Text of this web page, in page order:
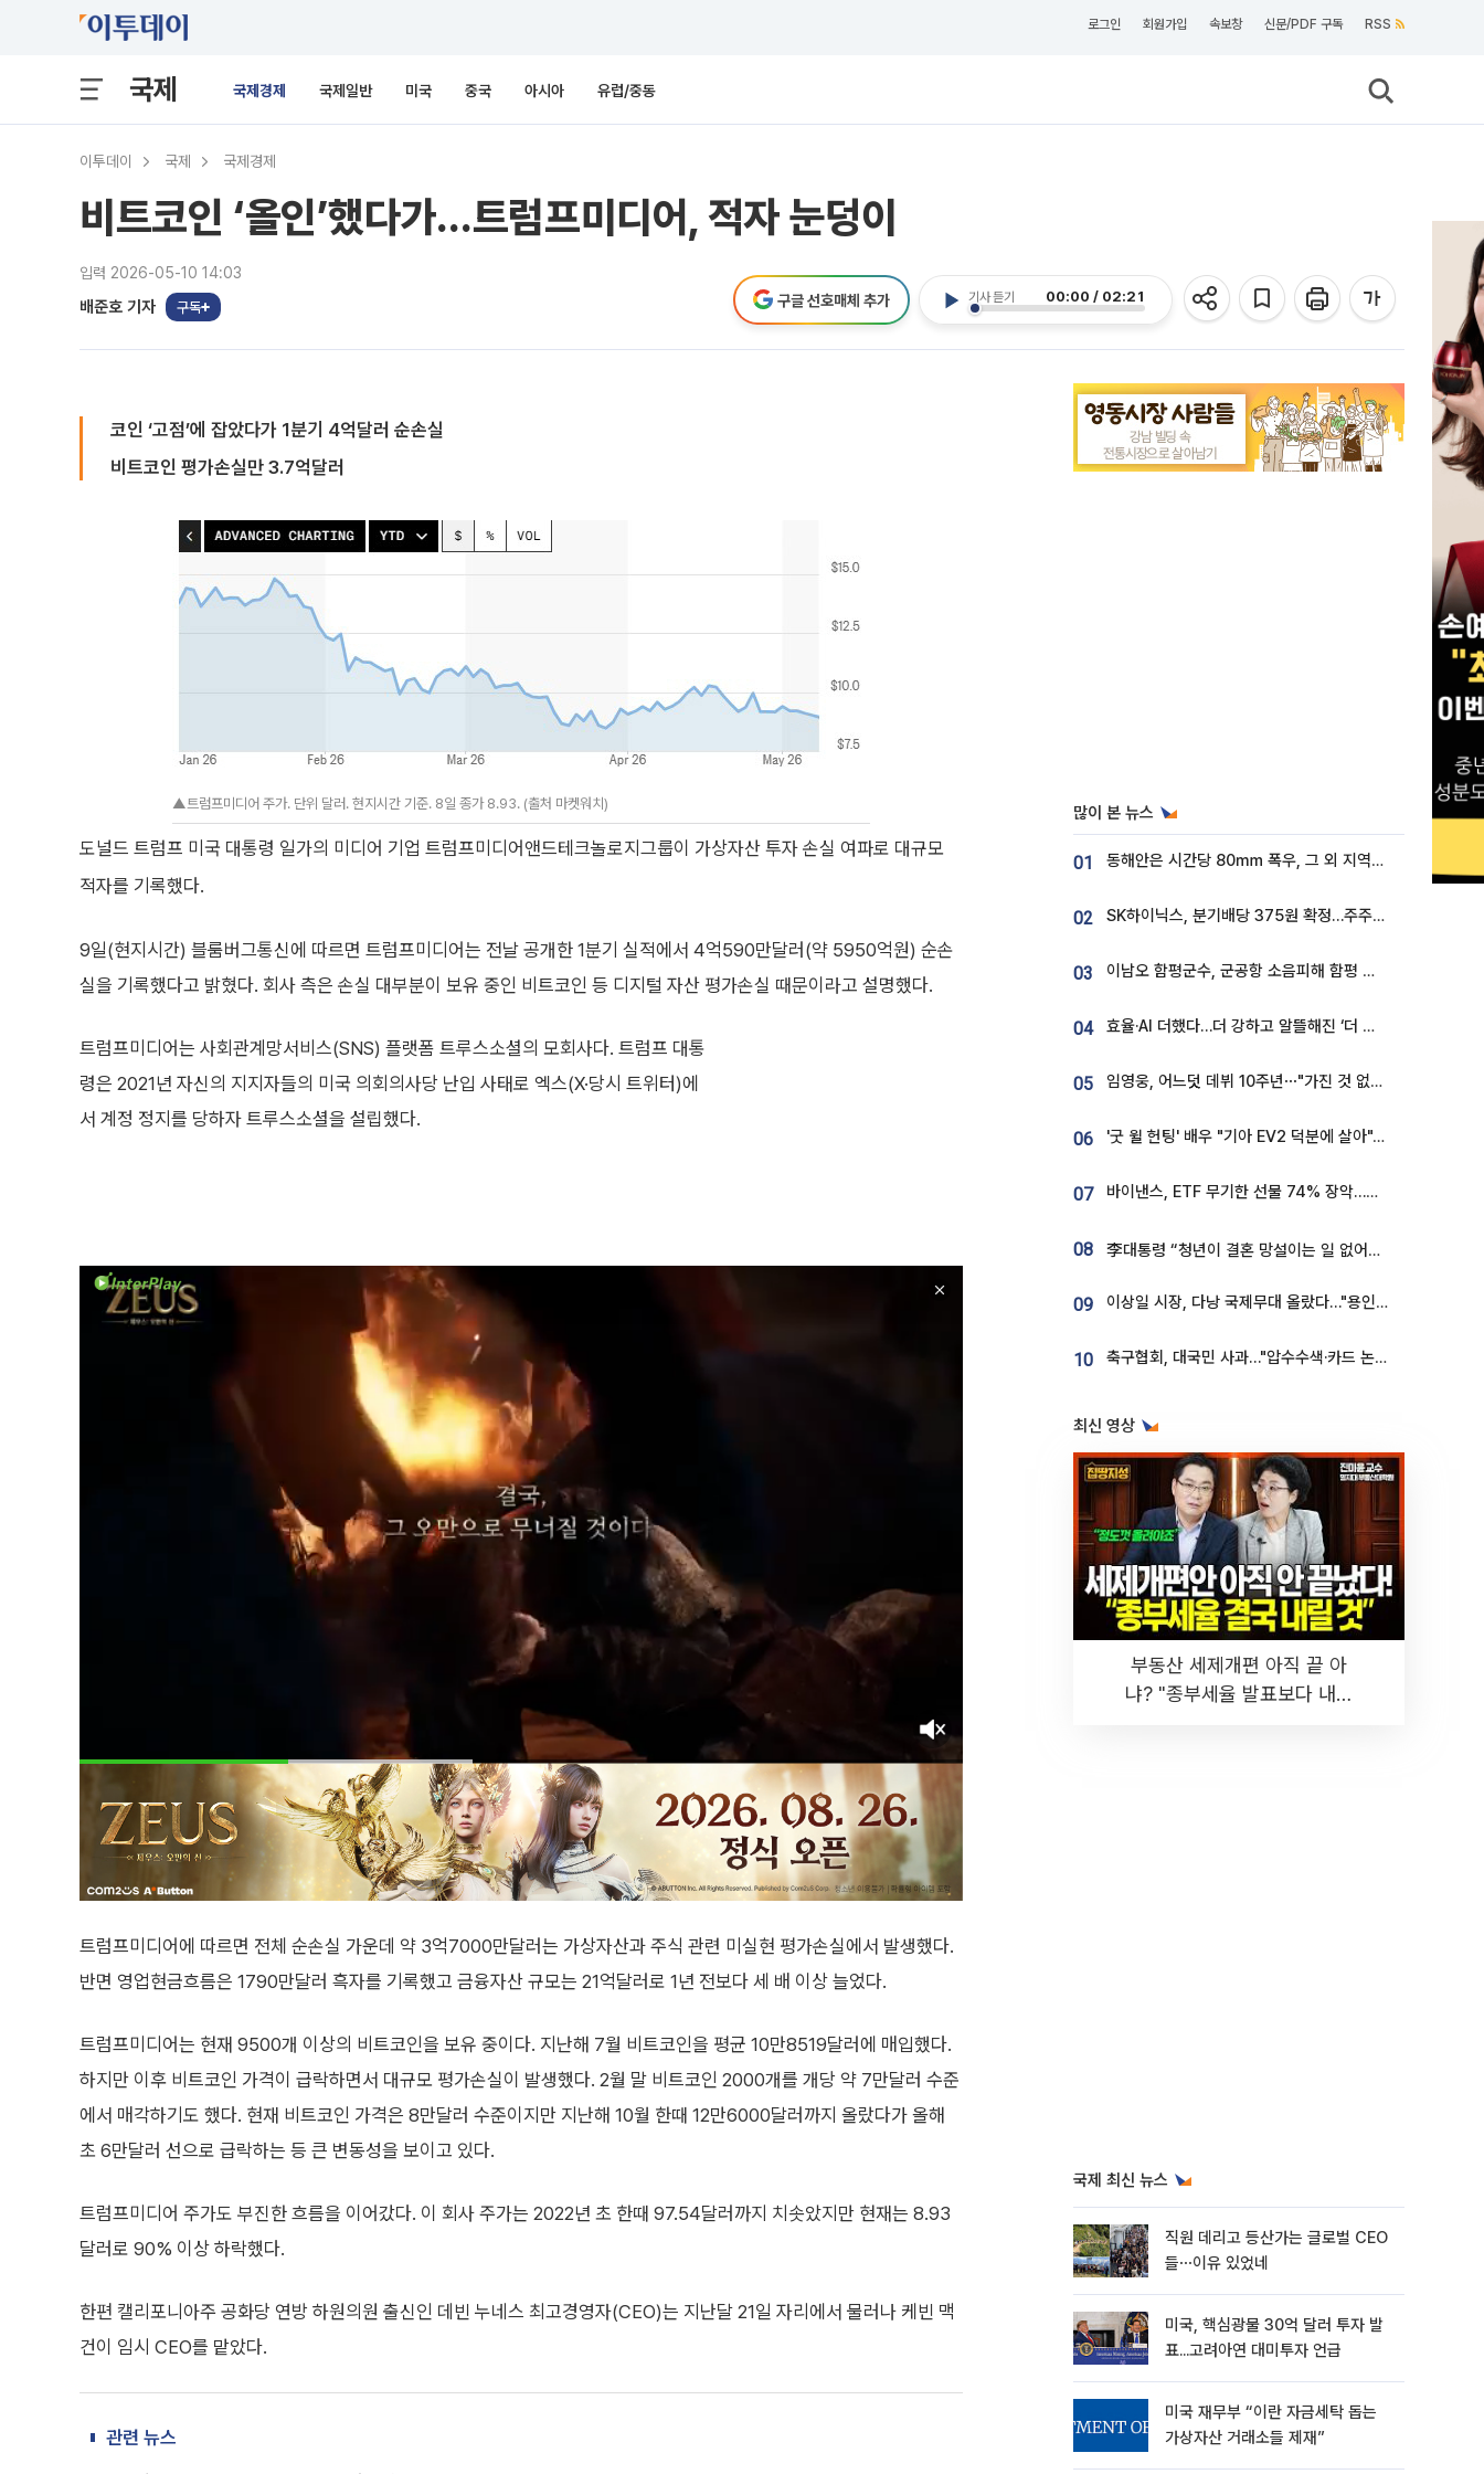
로그인 회원가입 속보창 신문/PDF 구독 RSS
국제 국제경제 국제일반 미국 중국 아시아 유럽/중동
이투데이 국제 국제경제
비트코인 ‘올인’했다가…트럼프미디어, 적자 눈덩이
입력 2026-05-10 14:03
배준호 기자 구독
기사 듣기 00:00 / 02:21
구글 선호매체 추가
코인 ‘고점’에 잡았다가 1분기 4억달러 순손실
비트코인 평가손실만 3.7억달러
▲트럼프미디어 주가. 단위 달러. 현지시간 기준. 8일 종가 8.93. (출처 마켓워치)
도널드 트럼프 미국 대통령 일가의 미디어 기업 트럼프미디어앤드테크놀로지그룹이 가상자산 투자 손실 여파로 대규모
적자를 기록했다.
9일(현지시간) 블룸버그통신에 따르면 트럼프미디어는 전날 공개한 1분기 실적에서 4억590만달러(약 5950억원) 순손
실을 기록했다고 밝혔다. 회사 측은 손실 대부분이 보유 중인 비트코인 등 디지털 자산 평가손실 때문이라고 설명했다.
트럼프미디어는 사회관계망서비스(SNS) 플랫폼 트루스소셜의 모회사다. 트럼프 대통
령은 2021년 자신의 지지자들의 미국 의회의사당 난입 사태로 엑스(X·당시 트위터)에
서 계정 정지를 당하자 트루스소셜을 설립했다.
트럼프미디어에 따르면 전체 순손실 가운데 약 3억7000만달러는 가상자산과 주식 관련 미실현 평가손실에서 발생했다.
반면 영업현금흐름은 1790만달러 흑자를 기록했고 금융자산 규모는 21억달러로 1년 전보다 세 배 이상 늘었다.
트럼프미디어는 현재 9500개 이상의 비트코인을 보유 중이다. 지난해 7월 비트코인을 평균 10만8519달러에 매입했다.
하지만 이후 비트코인 가격이 급락하면서 대규모 평가손실이 발생했다. 2월 말 비트코인 2000개를 개당 약 7만달러 수준
에서 매각하기도 했다. 현재 비트코인 가격은 8만달러 수준이지만 지난해 10월 한때 12만6000달러까지 올랐다가 올해
초 6만달러 선으로 급락하는 등 큰 변동성을 보이고 있다.
트럼프미디어 주가도 부진한 흐름을 이어갔다. 이 회사 주가는 2022년 초 한때 97.54달러까지 치솟았지만 현재는 8.93
달러로 90% 이상 하락했다.
한편 캘리포니아주 공화당 연방 하원의원 출신인 데빈 누네스 최고경영자(CEO)는 지난달 21일 자리에서 물러나 케빈 맥
건이 임시 CEO를 맡았다.
관련 뉴스
많이 본 뉴스
01 동해안은 시간당 80㎜ 폭우, 그 외 지역은 폭염…‘극과 극 날씨’
02 SK하이닉스, 분기배당 375원 확정…주주환원책 9월로 앞당겨 발표
03 이남오 함평군수, 군공항 소음피해 함평 보상 요구
04 효율·AI 더했다…더 강하고 알뜰해진 ‘더 뉴 그랜저 하이브리드’ [ET의 모빌리티]
05 임영웅, 어느덧 데뷔 10주년⋯"가진 것 없던 시절, 내 앞엔 20명의 팬뿐"
06 '굿 윌 헌팅' 배우 "기아 EV2 덕분에 살아"…교통사고 후 안전성 극찬
07 바이낸스, ETF 무기한 선물 74% 장악…한국 레버리지 ETF 거래 급증 [e가상자산]
08 李대통령 “청년이 결혼 망설이는 일 없어야...제도상 불이익 조사”
09 이상일 시장, 다낭 국제무대 올랐다…"용인, 세계 최대 반도체 도시 된다"
10 축구협회, 대국민 사과…"압수수색·카드 논란 사죄, 강도 높은 쇄신"
최신 영상
부동산 세제개편 아직 끝 아
냐? "종부세율 발표보다 내릴
국제 최신 뉴스
직원 데리고 등산가는 글로벌 CEO
들⋯이유 있었네
미국, 핵심광물 30억 달러 투자 발
표...고려아연 대미투자 언급
미국 재무부 “이란 자금세탁 돕는
가상자산 거래소들 제재”